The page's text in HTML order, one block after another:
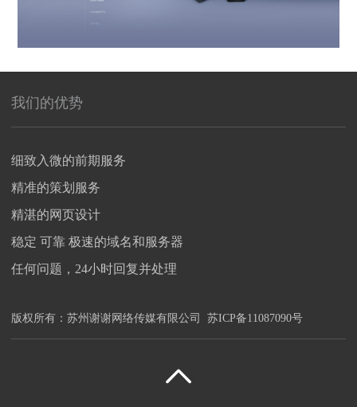
我们的优势
细致入微的前期服务
精准的策划服务
精湛的网页设计
稳定 可靠 极速的域名和服务器
任何问题，24小时回复并处理
版权所有： 苏州谢谢网络传媒有限公司 苏ICP备11087090号